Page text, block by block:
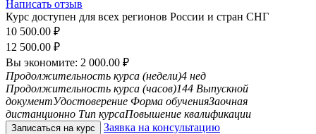
Написать отзыв
Курс доступен для всех регионов России и стран СНГ
10 500.00 ₽
12 500.00 ₽
Вы экономите: 2 000.00 ₽
Продолжительность курса (недели)4 нед
Продолжительность курса (часов)144 Выпускной
документУдостоверение Форма обученияЗаочная
дистанционно Тип курсаПовышение квалификации
Записаться на курс
Заявка на консультацию